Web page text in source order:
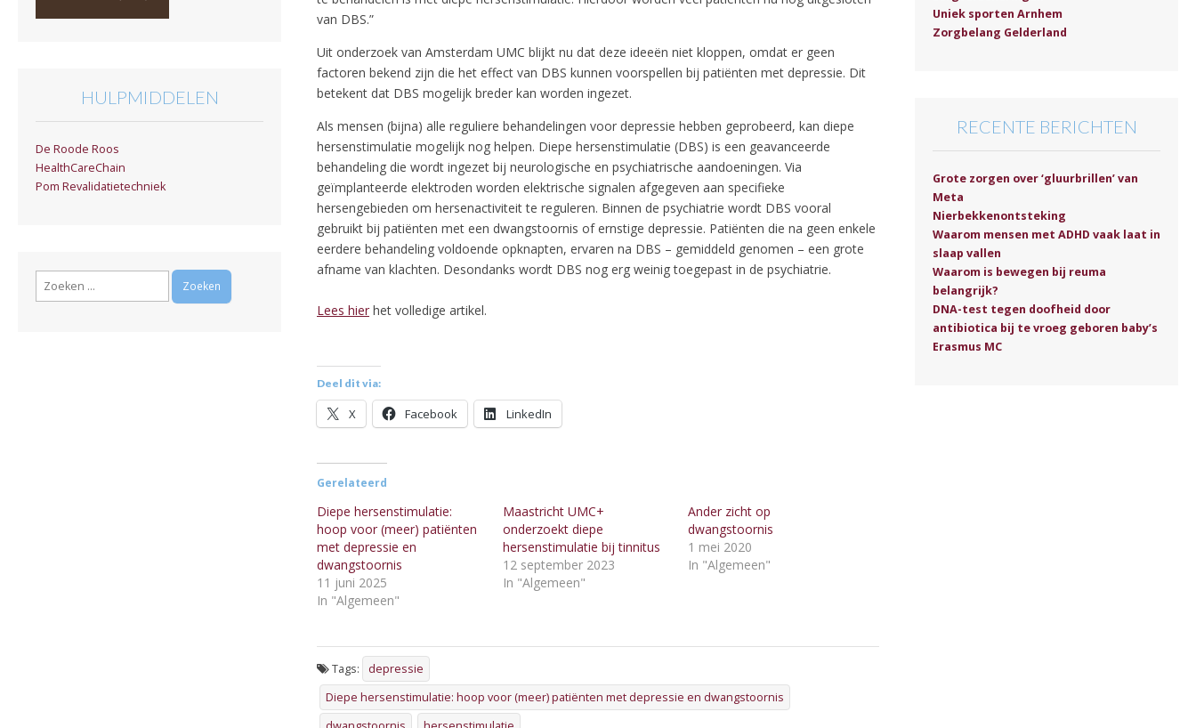
van DBS.”
Uit onderzoek van Amsterdam UMC blijkt nu dat deze ideeën niet kloppen, omdat er geen
factoren bekend zijn die het effect van DBS kunnen voorspellen bij patiënten met depressie. Dit
betekent dat DBS mogelijk breder kan worden ingezet.
Als mensen (bijna) alle reguliere behandelingen voor depressie hebben geprobeerd, kan diepe
hersenstimulatie mogelijk nog helpen. Diepe hersenstimulatie (DBS) is een geavanceerde
behandeling die wordt ingezet bij neurologische en psychiatrische aandoeningen. Via
geïmplanteerde elektroden worden elektrische signalen afgegeven aan specifieke
hersengebieden om hersenactiviteit te reguleren. Binnen de psychiatrie wordt DBS vooral
gebruikt bij patiënten met een dwangstoornis of ernstige depressie. Patiënten die na geen enkele
eerdere behandeling voldoende opknapten, ervaren na DBS – gemiddeld genomen – een grote
afname van klachten. Desondanks wordt DBS nog erg weinig toegepast in de psychiatrie.
Lees hier het volledige artikel.
Deel dit via:
X Facebook LinkedIn
Gerelateerd
Diepe hersenstimulatie:
hoop voor (meer) patiënten
met depressie en
dwangstoornis
11 juni 2025
In "Algemeen"
Maastricht UMC+
onderzoekt diepe
hersenstimulatie bij tinnitus
12 september 2023
In "Algemeen"
Ander zicht op
dwangstoornis
1 mei 2020
In "Algemeen"
Tags:
depressie
Diepe hersenstimulatie: hoop voor (meer) patiënten met depressie en dwangstoornis
HULPMIDDELEN
De Roode Roos
HealthCareChain
Pom Revalidatietechniek
Zoeken
Uniek sporten Arnhem
Zorgbelang Gelderland
RECENTE BERICHTEN
Grote zorgen over ‘gluurbrillen’ van
Meta
Nierbekkenontsteking
Waarom mensen met ADHD vaak laat in
slaap vallen
Waarom is bewegen bij reuma
belangrijk?
DNA-test tegen doofheid door
antibiotica bij te vroeg geboren baby’s
Erasmus MC